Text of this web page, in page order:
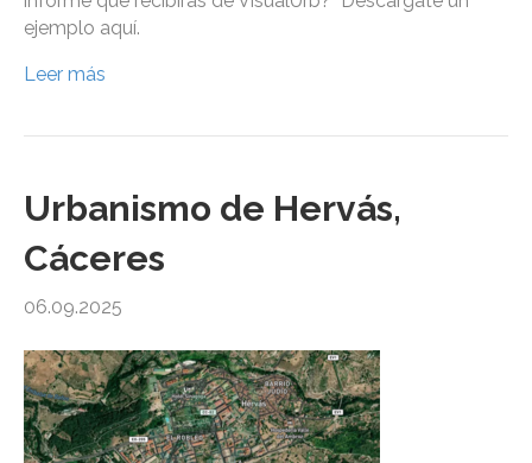
ejemplo aquí.
Leer más
Urbanismo de Hervás,
Cáceres
06.09.2025